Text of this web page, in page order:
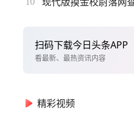
扫码下载今日头条APP
看最新、最热资讯内容
精彩视频